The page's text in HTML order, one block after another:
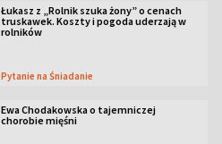
Łukasz z „Rolnik szuka żony” o cenach
truskawek. Koszty i pogoda uderzają w
rolników
Pytanie na Śniadanie
Ewa Chodakowska o tajemniczej
chorobie mięśni